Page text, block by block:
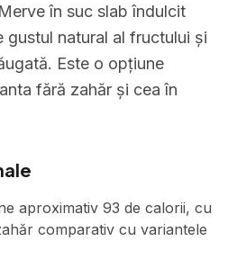
în suc slab îndulcit
gustul natural al fructului și
Este o opțiune
fără zahăr și cea în
aproximativ 93 de calorii, cu
comparativ cu variantele